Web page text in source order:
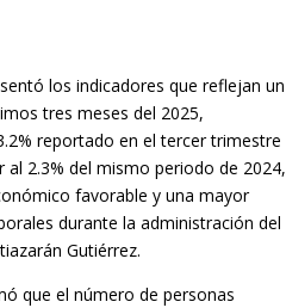
los indicadores que reflejan un
tres meses del 2025,
reportado en el tercer trimestre
2.3% del mismo periodo de 2024,
favorable y una mayor
durante la administración del
Gutiérrez.
que el número de personas